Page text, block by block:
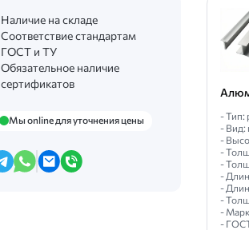
Наличие на складе
Соответствие стандартам
ГОСТ и ТУ
Обязательное наличие
сертификатов
Мы online для уточнения цены
- Тип:
- Вид:
-
-
-
-
-
-
-
-